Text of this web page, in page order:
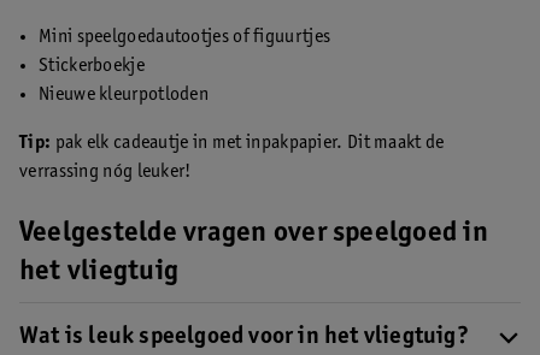
Mini speelgoedautootjes of figuurtjes
Stickerboekje
Nieuwe kleurpotloden
Tip: pak elk cadeautje in met inpakpapier. Dit maakt de
verrassing nóg leuker!
Veelgestelde vragen over speelgoed in
het vliegtuig
Wat is leuk speelgoed voor in het vliegtuig?